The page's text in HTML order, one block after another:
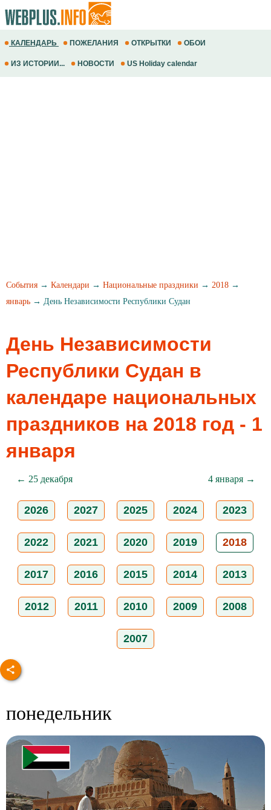
КАЛЕНДАРЬ ПОЖЕЛАНИЯ ОТКРЫТКИ ОБОИ
ИЗ ИСТОРИИ... НОВОСТИ US Holiday calendar
События → Календари → Национальные праздники → 2018 →
январь → День Независимости Республики Судан
День Независимости
Республики Судан в
календаре национальных
праздников на 2018 год - 1
января
← 25 декабря 4 января →
2026 2027 2025 2024 2023
2022 2021 2020 2019 2018
2017 2016 2015 2014 2013
2012 2011 2010 2009 2008
2007
понедельник